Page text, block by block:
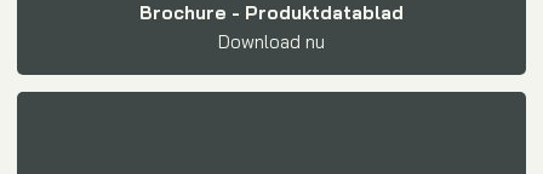
Brochure - Produktdatablad
Download nu​